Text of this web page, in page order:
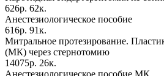
626р. 62к.
Анестезиологическое пособие
616р. 91к.
Митральное протезирование.
(МК) через стернотомию
14075р. 26к.
Анестезиологическое пособие МК